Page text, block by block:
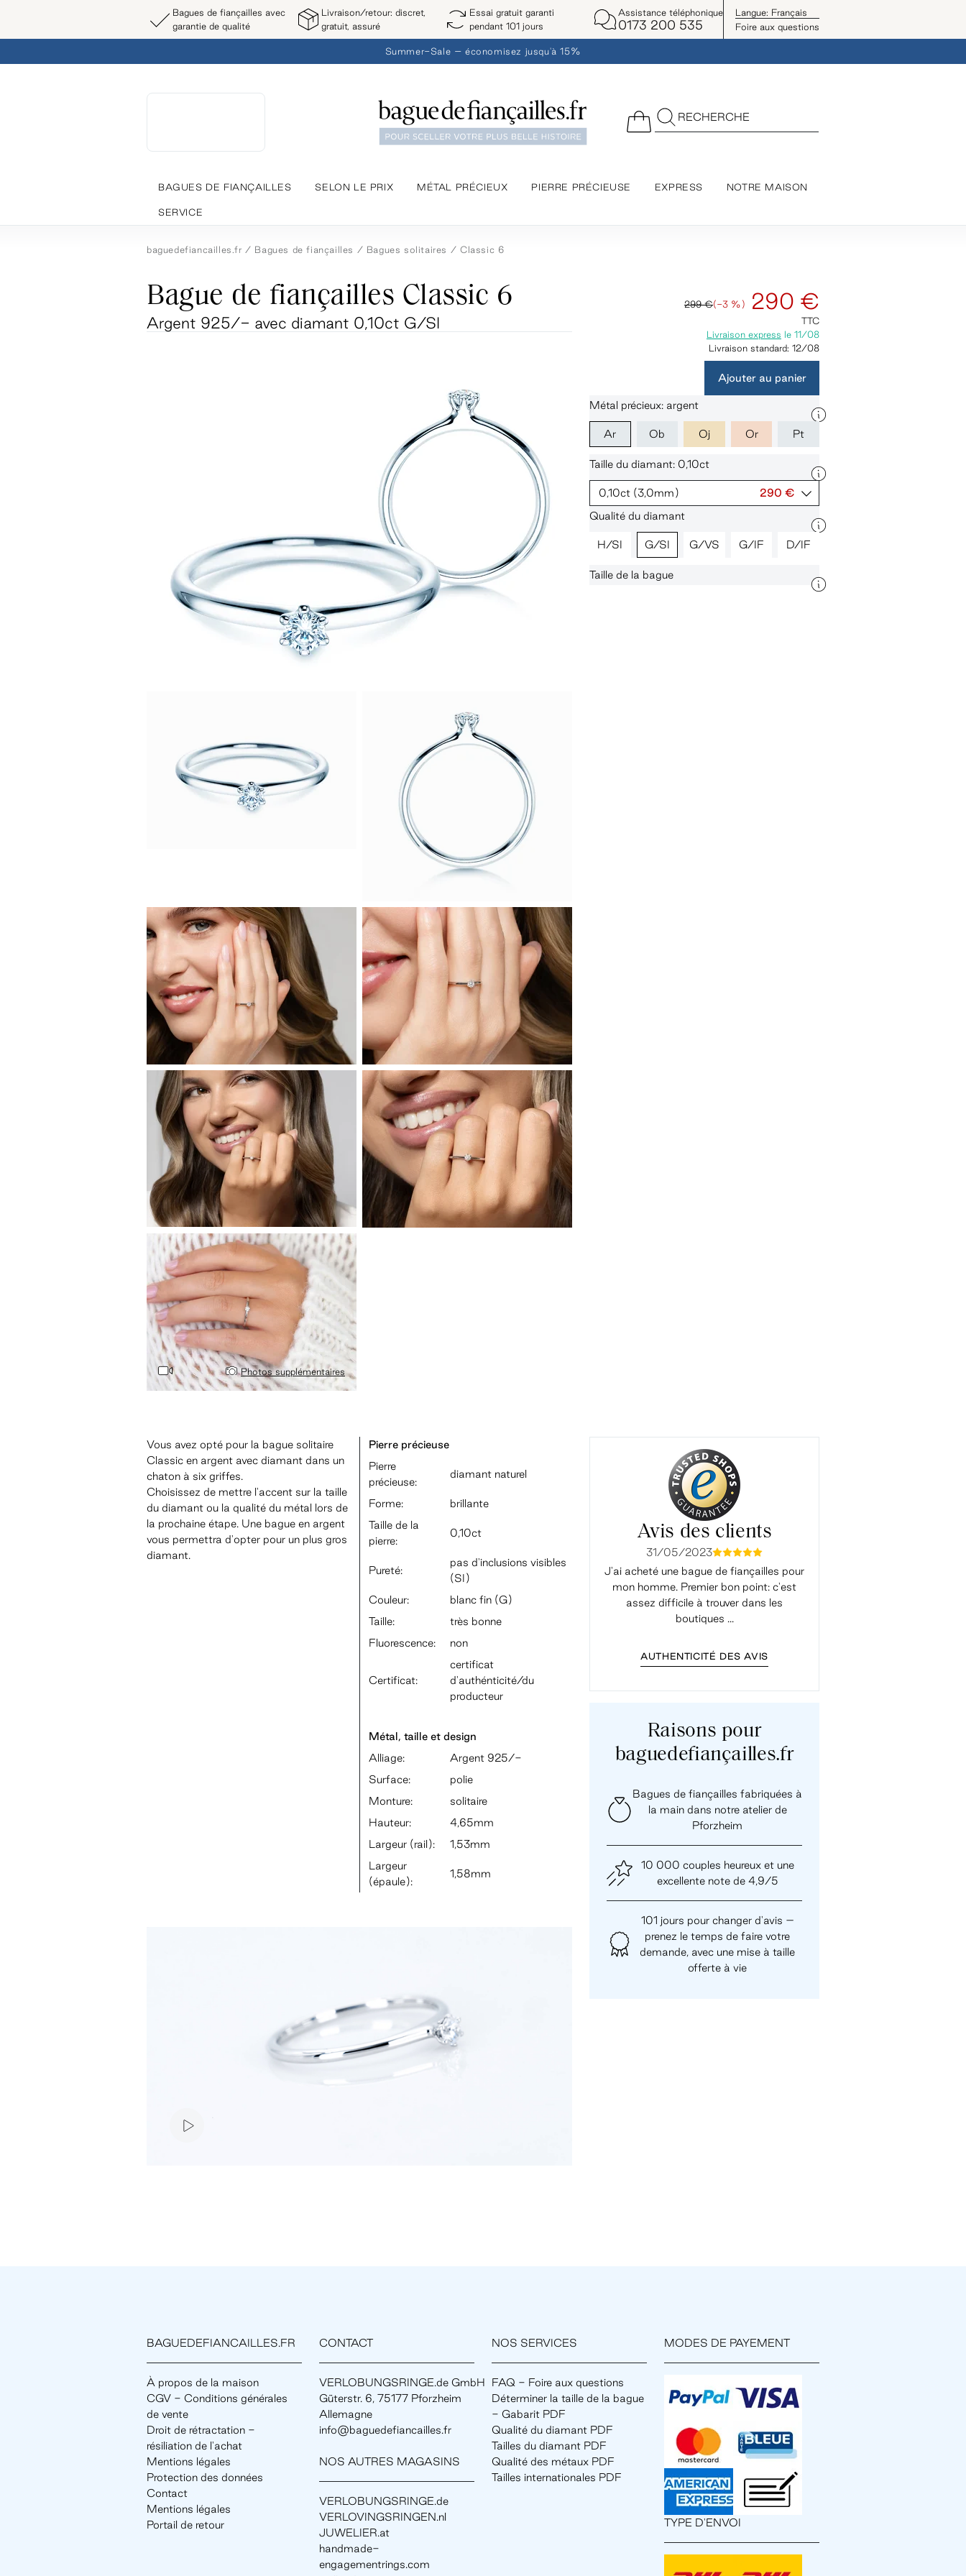
Bagues de fiançailles avec
garantie de qualité
Livraison/retour: discret,
gratuit, assuré
Essai gratuit garanti
pendant 101 jours
Assistance téléphonique
0173 200 535
Langue: Français
Foire aux questions
Summer-Sale – économisez jusqu'à 15%
RECHERCHE
BAGUES DE FIANÇAILLES SELON LE PRIX MÉTAL PRÉCIEUX PIERRE PRÉCIEUSE EXPRESS NOTRE MAISON
SERVICE
baguedefiancailles.fr Bagues de fiançailles Bagues solitaires Classic 6
Bague de fiançailles Classic 6
Argent 925/- avec diamant 0,10ct G/SI
Photos supplémentaires
299 €(-3 %) 290 €
TTC
Livraison express le 11/08
Livraison standard: 12/08
Ajouter au panier
Métal précieux: argent
Ar Ob Oj Or Pt
Taille du diamant: 0,10ct
0,10ct (3,0mm)
290 €
Qualité du diamant
H/SI G/SI G/VS G/IF D/IF
Taille de la bague
Vous avez opté pour la bague solitaire
Classic en argent avec diamant dans un
chaton à six griffes.
Choisissez de mettre l'accent sur la taille
du diamant ou la qualité du métal lors de
la prochaine étape. Une bague en argent
vous permettra d'opter pour un plus gros
diamant.
Pierre précieuse
Pierre
précieuse:
diamant naturel
Forme:
brillante
Taille de la
pierre:
0,10ct
Pureté:
pas d'inclusions visibles
(SI)
Couleur:
blanc fin (G)
Taille:
très bonne
Fluorescence:
non
Certificat:
certificat
d'authénticité/du
producteur
Métal, taille et design
Alliage:
Argent 925/-
Surface:
polie
Monture:
solitaire
Hauteur:
4,65mm
Largeur (rail):
1,53mm
Largeur
(épaule):
1,58mm
Avis des clients
31/05/2023mmmmm
J'ai acheté une bague de fiançailles pour
mon homme. Premier bon point: c'est
assez difficile à trouver dans les
boutiques ...
AUTHENTICITÉ DES AVIS
Raisons pour
baguedefiançailles.fr
Bagues de fiançailles fabriquées à
la main dans notre atelier de
Pforzheim
10 000 couples heureux et une
excellente note de 4,9/5
101 jours pour changer d'avis –
prenez le temps de faire votre
demande, avec une mise à taille
offerte à vie
BAGUEDEFIANCAILLES.FR
À propos de la maison
CGV - Conditions générales
de vente
Droit de rétractation -
résiliation de l'achat
Mentions légales
Protection des données
Contact
Mentions légales
Portail de retour
CONTACT
VERLOBUNGSRINGE.de GmbH
Güterstr. 6, 75177 Pforzheim
Allemagne
info@baguedefiancailles.fr
NOS AUTRES MAGASINS
VERLOBUNGSRINGE.de
VERLOVINGSRINGEN.nl
JUWELIER.at
handmade-
engagementrings.com
NOS SERVICES
FAQ - Foire aux questions
Déterminer la taille de la bague
- Gabarit PDF
Qualité du diamant PDF
Tailles du diamant PDF
Qualité des métaux PDF
Tailles internationales PDF
MODES DE PAYEMENT
TYPE D'ENVOI